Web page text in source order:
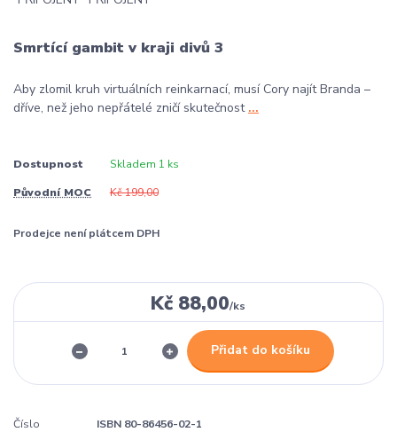
Smrtící gambit v kraji divů 3
Aby zlomil kruh virtuálních reinkarnací, musí Cory najít Branda –
dříve, než jeho nepřátelé zničí skutečnost ...
Dostupnost Skladem 1 ks
Původní MOC Kč 199,00
Prodejce není plátcem DPH
Kč 88,00/ks
Přidat do košíku
Číslo
ISBN 80-86456-02-1